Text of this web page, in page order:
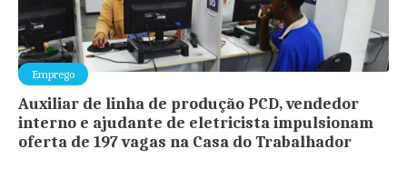
Emprego
Auxiliar de linha de produção PCD, vendedor
interno e ajudante de eletricista impulsionam
oferta de 197 vagas na Casa do Trabalhador